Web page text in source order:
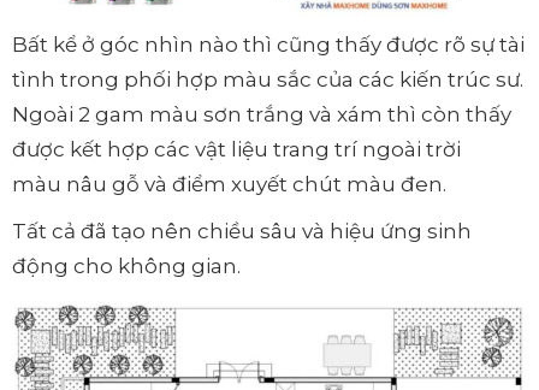
Bất kể ở góc nhìn nào thì cũng thấy được rõ sự tài
tình trong phối hợp màu sắc của các kiến trúc sư.
Ngoài 2 gam màu sơn trắng và xám thì còn thấy
được kết hợp các vật liệu trang trí ngoài trời
màu nâu gỗ và điểm xuyết chút màu đen.
Tất cả đã tạo nên chiều sâu và hiệu ứng sinh
động cho không gian.